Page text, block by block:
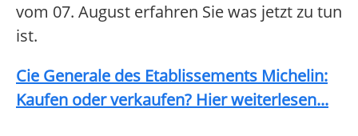
vom 07. August erfahren Sie was jetzt zu tun
ist.
Cie Generale des Etablissements Michelin:
Kaufen oder verkaufen? Hier weiterlesen...